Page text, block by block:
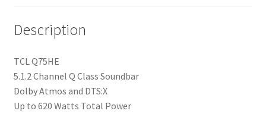
Description
TCL Q75HE
5.1.2 Channel Q Class Soundbar
Dolby Atmos and DTS:X
Up to 620 Watts Total Power